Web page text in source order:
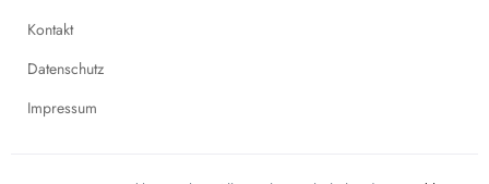
Kontakt
Datenschutz
Impressum